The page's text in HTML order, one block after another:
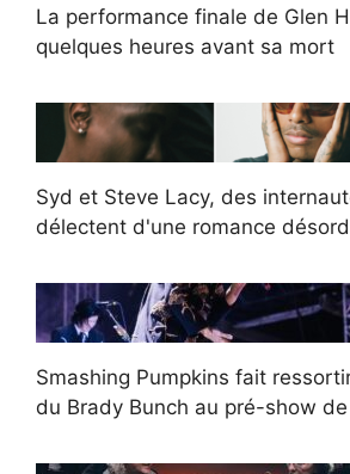
La performance finale de Glen
quelques heures avant sa mort
Syd et Steve Lacy, des
délectent d'une romance
Smashing Pumpkins fait
du Brady Bunch au pré-show